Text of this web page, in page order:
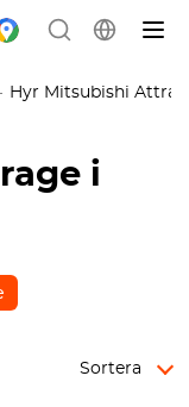
Hyr Mitsubishi
i
Sortera